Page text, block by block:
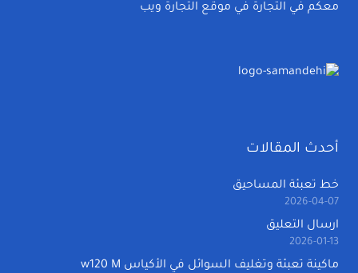
معكم في التجارة في موقع التجارة ويب
أحدث المقالات
خط تعبئة المساحيق
2026-04-07
ارسال التعليق
2026-01-13
ماكينة تعبئة وتغليف السوائل في الأكياس w120 M